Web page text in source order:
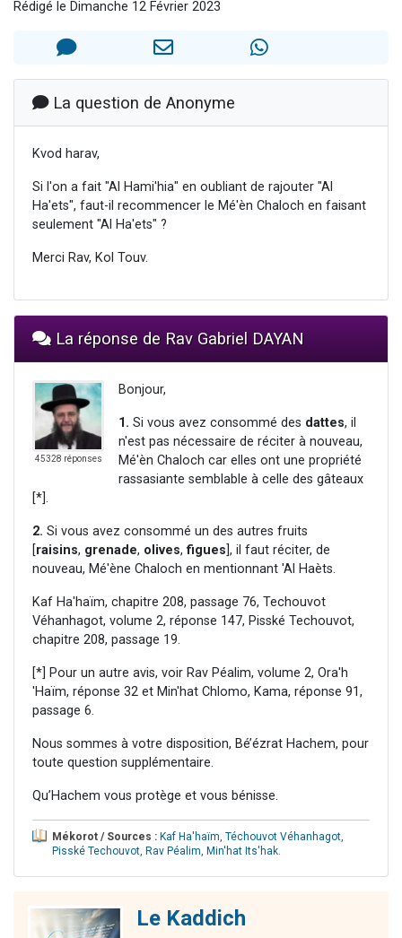
Ariel vient de donner son Maasser
Il reste 49 places pour étudier en groupe sur Zoom
6 personnes viennent de faire un don pour 5 enfants déjà orphelins risquent de perdre leur maman
3 personnes viennent de nous rejoindre sur WhatsApp
Rédigé le Dimanche 12 Février 2023
La question de Anonyme
Kvod harav,
Si l'on a fait "Al Hami'hia" en oubliant de rajouter "Al
Ha'ets", faut-il recommencer le Mé'èn Chaloch en faisant
seulement "Al Ha'ets" ?
Merci Rav, Kol Touv.
La réponse de Rav Gabriel DAYAN
45328 réponses
Bonjour,
1. Si vous avez consommé des dattes, il
n'est pas nécessaire de réciter à nouveau,
Mé'èn Chaloch car elles ont une propriété
rassasiante semblable à celle des gâteaux
[*].
2. Si vous avez consommé un des autres fruits
raisins, grenade, olives,figues ], il faut réciter, de
nouveau, Mé'ène Chaloch en mentionnant 'Al Haèts.
Kaf Ha'haïm, chapitre 208, passage 76, Techouvot
Véhanhagot, volume 2, réponse 147, Pisské Techouvot,
chapitre 208, passage 19.
[*] Pour un autre avis, voir Rav Péalim, volume 2, Ora'h
'Haïm, réponse 32 et Min'hat Chlomo, Kama, réponse 91,
passage 6.
Nous sommes à votre disposition, Bé’ézrat Hachem, pour
toute question supplémentaire.
Qu’Hachem vous protège et vous bénisse.
Mékorot / Sources : Kaf Ha'haïm, Téchouvot Véhanhagot,
Pisské Techouvot, Rav Péalim, Min'hat Its'hak.
Le Kaddich